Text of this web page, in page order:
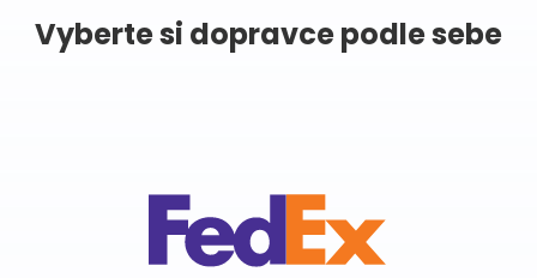
Vyberte si dopravce podle sebe